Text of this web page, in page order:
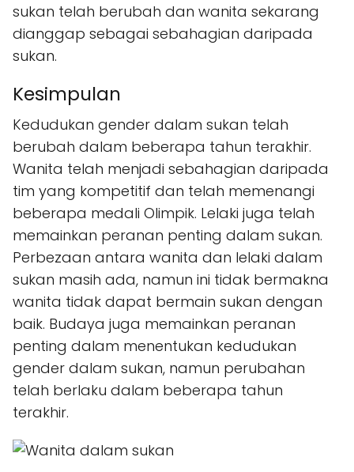
sukan telah berubah dan wanita sekarang
dianggap sebagai sebahagian daripada
sukan.
Kesimpulan
Kedudukan gender dalam sukan telah
berubah dalam beberapa tahun terakhir.
Wanita telah menjadi sebahagian daripada
tim yang kompetitif dan telah memenangi
beberapa medali Olimpik. Lelaki juga telah
memainkan peranan penting dalam sukan.
Perbezaan antara wanita dan lelaki dalam
sukan masih ada, namun ini tidak bermakna
wanita tidak dapat bermain sukan dengan
baik. Budaya juga memainkan peranan
penting dalam menentukan kedudukan
gender dalam sukan, namun perubahan
telah berlaku dalam beberapa tahun
terakhir.